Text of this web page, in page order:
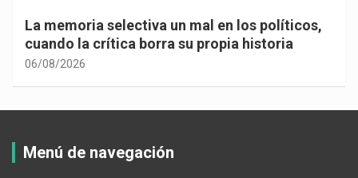
selectiva un mal en los políticos,
la crítica borra su propia historia
2026
Menú de navegación